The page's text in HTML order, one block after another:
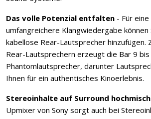
Das volle Potenzial entfalten - Für eine
umfangreichere Klangwiedergabe können
kabellose Rear-Lautsprecher hinzufügen.
Rear-Lautsprechern erzeugt die Bar 9 bis
Phantomlautsprecher, darunter
Ihnen für ein authentisches Kinoerlebnis.
Stereoinhalte auf Surround
Upmixer von Sony sorgt auch bei